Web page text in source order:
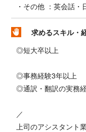
・その他 ：英会話
求めるスキル・
◎短大卒以上
◎事務経験3年以上
◎通訳・翻訳の実務
／
上司のアシスタント